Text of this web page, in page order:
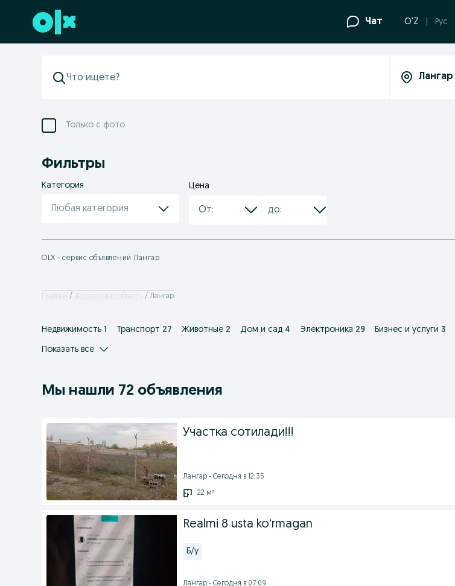
Перейти к нижнему колонтитулу Чат O'Z Рус
Только с фото
Фильтры
Категория
Любая категория
Цена
OLX - сервис объявлений Лангар
Главная Ферганская область Лангар
Недвижимость 1 Транспорт 27 Животные 2 Дом и сад 4 Электроника 29 Бизнес и услуги 3
Показать все
Мы нашли 72 объявления
Участка сотилади!!!
Лангар - Сегодня в 12:35
22 м²
Realmi 8 usta koʻrmagan
Б/у
Лангар - Сегодня в 07:09